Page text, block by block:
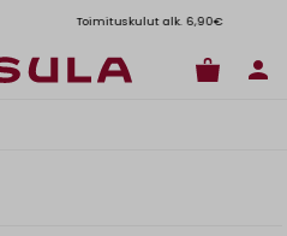
Toimituskulut alk. 6,90€